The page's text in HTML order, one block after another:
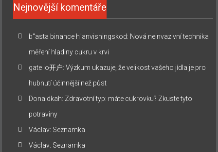
Nejnovější komentáře
b"asta binance h"anvisningskod: Nová neinvazivní technika
měření hladiny cukru v krvi
gate io开户:Výzkum ukazuje, že velikost vašeho jídla je pro
hubnutí účinnější než půst
Donaldkah: Zdravotní typ: máte cukrovku? Zkuste tyto
potraviny
Václav: Seznamka
Václav: Seznamka